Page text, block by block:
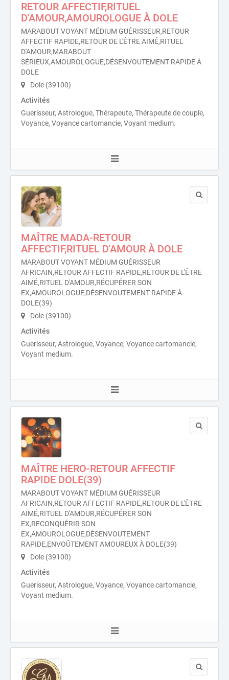
RETOUR AFFECTIF,RITUEL
D'AMOUR,AMOUROLOGUE À DOLE
MARABOUT VOYANT MÉDIUM GUÉRISSEUR,RETOUR
AFFECTIF RAPIDE,RETOUR DE L'ÊTRE AIMÉ,RITUEL
D'AMOUR,MARABOUT
SÉRIEUX,AMOUROLOGUE,DÉSENVOUTEMENT RAPIDE À
DOLE
Dole (39100)
Activités
Guerisseur, Astrologue, Thérapeute, Thérapeute de couple,
Voyance, Voyance cartomancie, Voyant medium.
MAÎTRE MADA-RETOUR
AFFECTIF,RITUEL D'AMOUR À DOLE
MARABOUT VOYANT MÉDIUM GUÉRISSEUR
AFRICAIN,RETOUR AFFECTIF RAPIDE,RETOUR DE L'ÊTRE
AIMÉ,RITUEL D'AMOUR,RÉCUPÉRER SON
EX,AMOUROLOGUE,DÉSENVOUTEMENT RAPIDE À
DOLE(39)
Dole (39100)
Activités
Guerisseur, Astrologue, Voyance, Voyance cartomancie,
Voyant medium.
MAÎTRE HERO-RETOUR AFFECTIF
RAPIDE DOLE(39)
MARABOUT VOYANT MÉDIUM GUÉRISSEUR
AFRICAIN,RETOUR AFFECTIF RAPIDE,RETOUR DE L'ÊTRE
AIMÉ,RITUEL D'AMOUR,RÉCUPÉRER SON
EX,RECONQUÉRIR SON
EX,AMOUROLOGUE,DÉSENVOUTEMENT
RAPIDE,ENVOÛTEMENT AMOUREUX À DOLE(39)
Dole (39100)
Activités
Guerisseur, Astrologue, Voyance, Voyance cartomancie,
Voyant medium.